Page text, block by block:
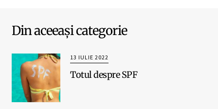
Din aceeași categorie
13 IULIE 2022
Totul despre SPF